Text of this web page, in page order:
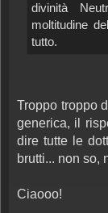
divinità
moltitudine
tutto.
Troppo troppo
generica, il
dire tutte le
brutti... non so,
Ciaooo!